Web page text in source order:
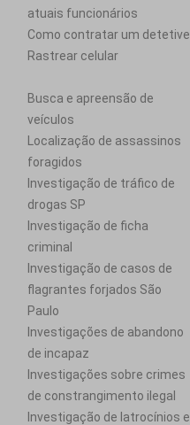
atuais funcionários
Como contratar um detetive
Rastrear celular
Busca e apreensão de
veículos
Localização de assassinos
foragidos
Investigação de tráfico de
drogas SP
Investigação de ficha
criminal
Investigação de casos de
flagrantes forjados São
Paulo
Investigações de abandono
de incapaz
Investigações sobre crimes
de constrangimento ilegal
Investigação de latrocínios e